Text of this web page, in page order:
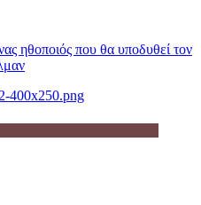
ηθοποιός που θα υποδυθεί τον